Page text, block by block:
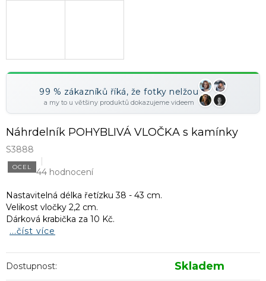
99 % zákazníků říká, že fotky nelžou
a my to u většiny produktů dokazujeme videem
Náhrdelník POHYBLIVÁ VLOČKA s kamínky
S3888
OCEL 44 hodnocení
Nastavitelná délka řetízku 38 - 43 cm.
Velikost vločky 2,2 cm.
Dárková krabička za 10 Kč.
...číst více
Dostupnost: Skladem